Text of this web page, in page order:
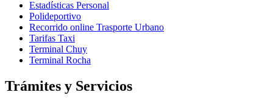
Estadísticas Personal
Polideportivo
Recorrido online Trasporte Urbano
Tarifas Taxi
Terminal Chuy
Terminal Rocha
Trámites y Servicios